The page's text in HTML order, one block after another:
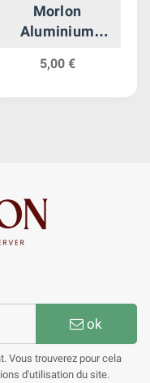
Morlon
Aluminium
Provisoire
5,00 €
ok
Vous trouverez pour cela
d'utilisation du site.